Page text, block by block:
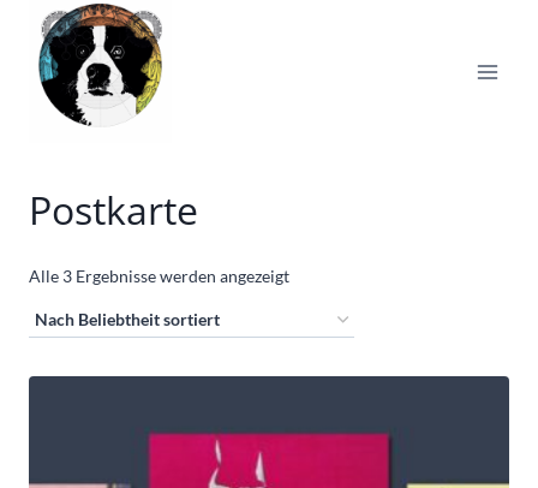
Inhalt
springen
Postkarte
Alle 3 Ergebnisse werden angezeigtNach